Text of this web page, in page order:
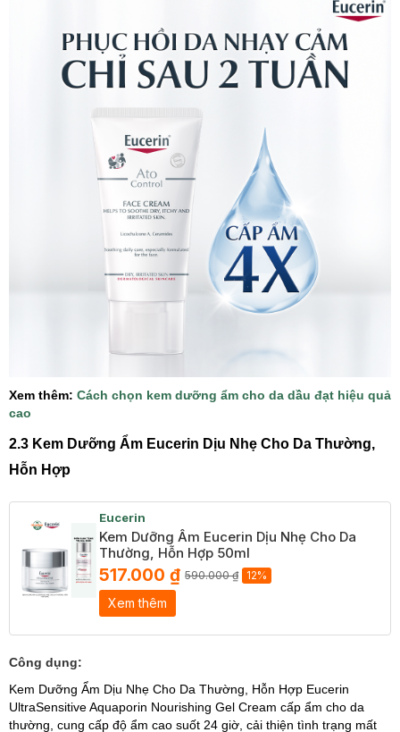
Xem thêm: Cách chọn kem dưỡng ẩm cho da dầu đạt hiệu quả
cao
2.3 Kem Dưỡng Ẩm Eucerin Dịu Nhẹ Cho Da Thường,
Hỗn Hợp
Eucerin
Kem Dưỡng Ẩm Eucerin Dịu Nhẹ Cho Da
Thường, Hỗn Hợp 50ml
517.000 ₫ 590.000 ₫ 12%
Xem thêm
Công dụng:
Kem Dưỡng Ẩm Dịu Nhẹ Cho Da Thường, Hỗn Hợp Eucerin
UltraSensitive Aquaporin Nourishing Gel Cream cấp ẩm cho da
thường, cung cấp độ ẩm cao suốt 24 giờ, cải thiện tình trạng mất